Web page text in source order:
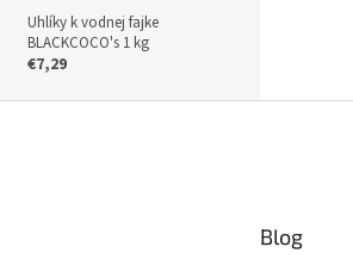
Uhlíky k vodnej fajke
BLACKCOCO's 1 kg
€7,29
Blog